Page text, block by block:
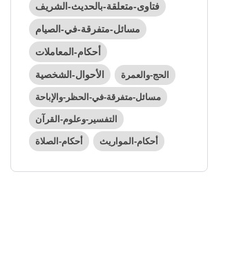
فتاوى-متعلقة-بالحديث-الشريف
مسائل-متفرقة-في-الصيام
أحكام-المعاملات
الأحوال-الشخصية الحج-والعمرة
مسائل-متفرقة-في-الحظر-والإباحة
التفسير-وعلوم-القرآن
أحكام-الصلاة أحكام-المواريث